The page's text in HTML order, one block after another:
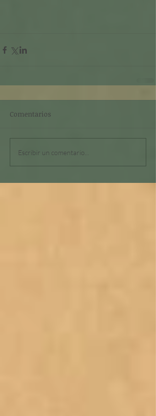
Comentarios
Escribir un comentario...